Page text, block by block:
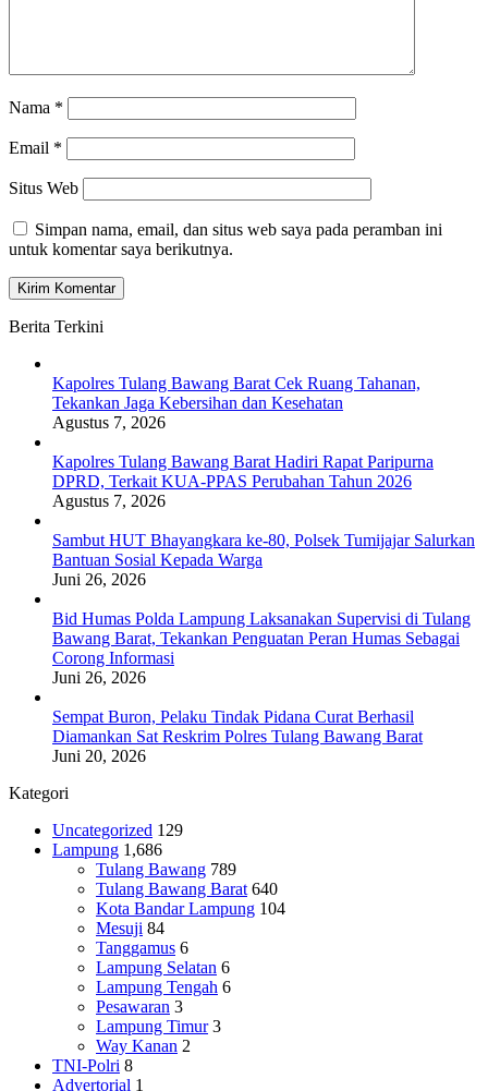
Nama *
Email *
Situs Web
Simpan nama, email, dan situs web saya pada peramban ini
untuk komentar saya berikutnya.
Berita Terkini
Kapolres Tulang Bawang Barat Cek Ruang Tahanan,
Tekankan Jaga Kebersihan dan Kesehatan
Agustus 7, 2026
Kapolres Tulang Bawang Barat Hadiri Rapat Paripurna
DPRD, Terkait KUA-PPAS Perubahan Tahun 2026
Agustus 7, 2026
Sambut HUT Bhayangkara ke-80, Polsek Tumijajar Salurkan
Bantuan Sosial Kepada Warga
Juni 26, 2026
Bid Humas Polda Lampung Laksanakan Supervisi di Tulang
Bawang Barat, Tekankan Penguatan Peran Humas Sebagai
Corong Informasi
Juni 26, 2026
Sempat Buron, Pelaku Tindak Pidana Curat Berhasil
Diamankan Sat Reskrim Polres Tulang Bawang Barat
Juni 20, 2026
Kategori
Uncategorized 129
Lampung 1,686
Tulang Bawang 789
Tulang Bawang Barat 640
Kota Bandar Lampung 104
Mesuji 84
Tanggamus 6
Lampung Selatan 6
Lampung Tengah 6
Pesawaran 3
Lampung Timur 3
Way Kanan 2
TNI-Polri 8
Advertorial 1